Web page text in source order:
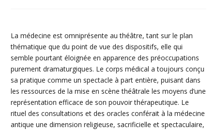
La médecine est omniprésente au théâtre, tant sur le plan
thématique que du point de vue des dispositifs, elle qui
semble pourtant éloignée en apparence des préoccupations
purementdramaturgiques. Le corps médical a toujours conçu
sa pratique comme un spectacle à part entière, puisant dans
les ressources de la mise en scène théâtrale les moyens d’une
représentation efficace de son pouvoir thérapeutique. Le
rituel des consultations et des oracles conférait à la médecine
antique une dimension religieuse, sacrificielle et spectaculaire,